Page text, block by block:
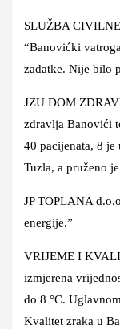
SLUŽBA
“Banovićki
zadatke. Nije bilo
JZU DOM
zdravlja Banovići
40 pacijenata, 8 je
Tuzla, a pruženo
JP TOPLANA
energije.”
VRIJEME I
izmjerena
do 8 °C.
Kvalitet zraka u